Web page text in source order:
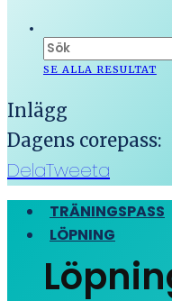
SE ALLA RESULTAT
Inlägg
Dagens corepass:
DelaTweeta
TRÄNINGSPASS
LÖPNING